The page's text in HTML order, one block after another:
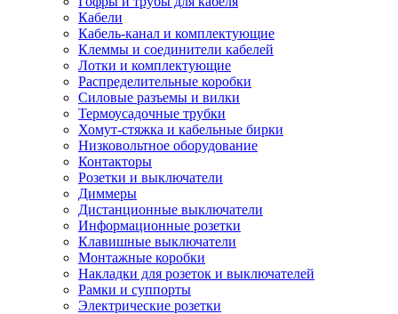
Кабели
Кабель-канал и комплектующие
Клеммы и соединители кабелей
Лотки и комплектующие
Распределительные коробки
Силовые разъемы и вилки
Термоусадочные трубки
Хомут-стяжка и кабельные бирки
Низковольтное оборудование
Контакторы
Розетки и выключатели
Диммеры
Дистанционные выключатели
Информационные розетки
Клавишные выключатели
Монтажные коробки
Накладки для розеток и выключателей
Рамки и суппорты
Электрические розетки